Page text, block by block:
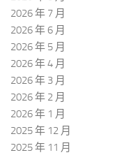
2026 年 7 月
2026 年 6 月
2026 年 5 月
2026 年 4 月
2026 年 3 月
2026 年 2 月
2026 年 1 月
2025 年 12 月
2025 年 11 月